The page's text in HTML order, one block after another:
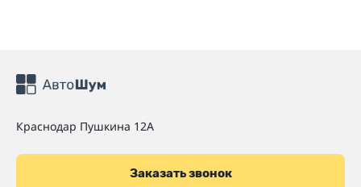
Краснодар Пушкина 12А
Заказать звонок